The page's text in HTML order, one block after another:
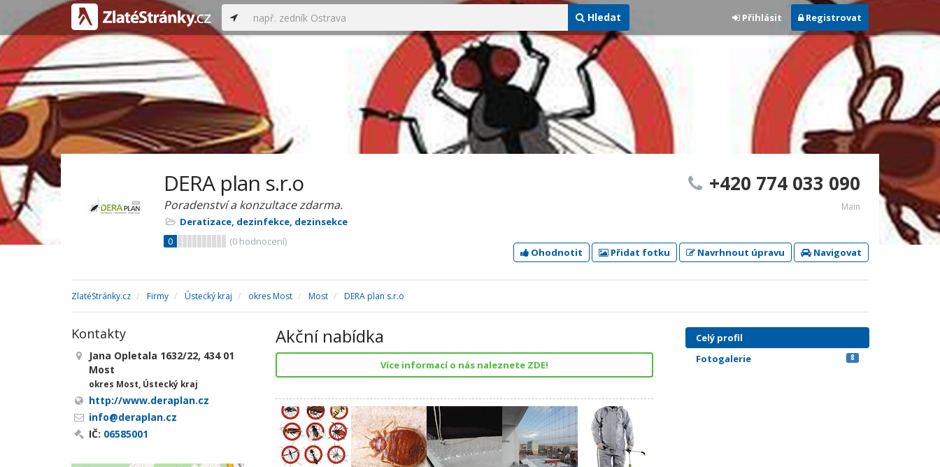
Hledat Přihlásit Registrovat
DERA plan s.r.o
Poradenství a konzultace zdarma.
Deratizace, dezinfekce, dezinsekce
0
(0 hodnocení)
+420 774 033 090
Main
Ohodnotit Přidat fotku Navrhnout úpravu Navigovat
ZlatéStránky.cz Firmy Ústecký kraj okres Most Most DERA plan s.r.o
Akční nabídka
Více informací o nás naleznete ZDE!
Kontakty
Jana Opletala 1632/22, 434 01
Most
okres Most, Ústecký kraj
http://www.deraplan.cz
info@deraplan.cz
IČ: 06585001
Celý profil
Fotogalerie
8